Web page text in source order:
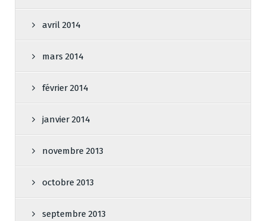
avril 2014
mars 2014
février 2014
janvier 2014
novembre 2013
octobre 2013
septembre 2013